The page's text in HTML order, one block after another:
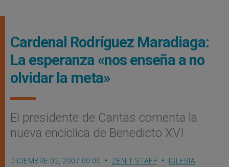
Cardenal Rodríguez Maradiaga:
La esperanza «nos enseña a no
olvidar la meta»
El presidente de Caritas comenta la
nueva encíclica de Benedicto XVI
DICIEMBRE 02, 2007 00:00 ZENIT STAFF
IGLESIA